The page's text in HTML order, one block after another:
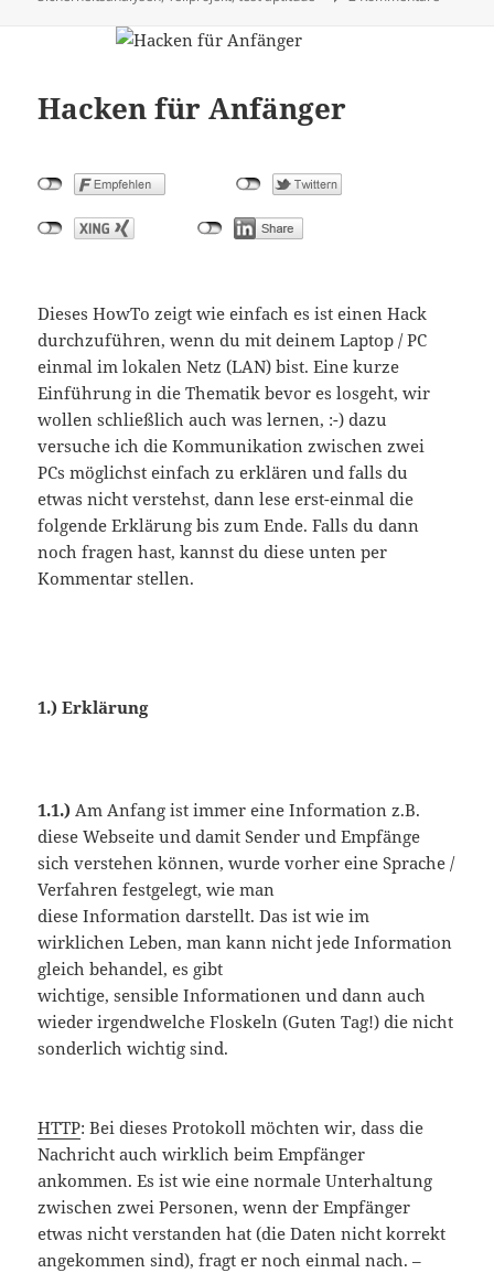
Hacken für Anfänger
Dieses HowTo zeigt wie einfach es ist einen Hack
durchzuführen, wenn du mit deinem Laptop / PC
einmal im lokalen Netz (LAN) bist. Eine kurze
Einführung in die Thematik bevor es losgeht, wir
wollen schließlich auch was lernen, :-) dazu
versuche ich die Kommunikation zwischen zwei
PCs möglichst einfach zu erklären und falls du
etwas nicht verstehst, dann lese erst-einmal die
folgende Erklärung bis zum Ende. Falls du dann
noch fragen hast, kannst du diese unten per
Kommentar stellen.
1.) Erklärung
1.1.)Am Anfang ist immer eine Information z.B.
diese Webseite und damit Sender und Empfänge
sich verstehen können, wurde vorher eine Sprache /
Verfahren festgelegt, wie man
diese Information darstellt. Das ist wie im
wirklichen Leben, man kann nicht jede Information
gleich behandel, es gibt
wichtige, sensible Informationen und dann auch
wieder irgendwelche Floskeln (Guten Tag!) die nicht
sonderlich wichtig sind.
HTTP: Bei dieses Protokoll möchten wir, dass die
Nachricht auch wirklich beim Empfänger
ankommen. Es ist wie eine normale Unterhaltung
zwischen zwei Personen, wenn der Empfänger
etwas nicht verstanden hat (die Daten nicht korrekt
angekommen sind), fragt er noch einmal nach. –